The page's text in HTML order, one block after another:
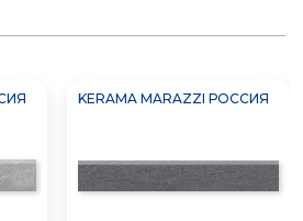
KERAMA MARAZZI РОССИЯ